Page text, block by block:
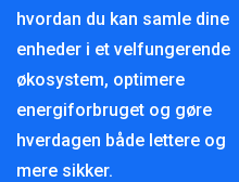
hvordan du kan samle dine
enheder i et velfungerende
økosystem, optimere
energiforbruget og gøre
hverdagen både lettere og
mere sikker.